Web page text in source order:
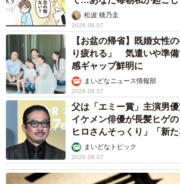
松波 穂乃圭
2026.08.07
【お盆の帰省】既婚女性
り疲れる」 気遣いや準
感ギャップ鮮明に
まいどなニュース情報部
2026.08.07
父は「エミー賞」主演男
イケメン俳優が長髪ヒゲ
ヒロさんそっくり」「新た
まいどなトピック
2026.08.07